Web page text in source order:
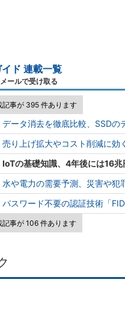
ド 連載一覧
ールで受け取る
記事が 395 件あります
データ消去を徹底比較、SSDの
売り上げ拡大やコスト削減に効
IoTの基礎知識、4年後には16
水や電力の需要予測、災害や犯
パスワード不要の認証技術「
記事が 106 件あります